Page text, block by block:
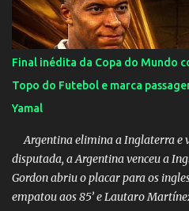
Final inédita da Copa do Mundo
Topo do Futebol e marca
Yamal
Argentina elimina a Inglaterra e
disputada, a Argentina venceu a
Gordon abriu o placar para os
empatou aos 85’ e Lautaro